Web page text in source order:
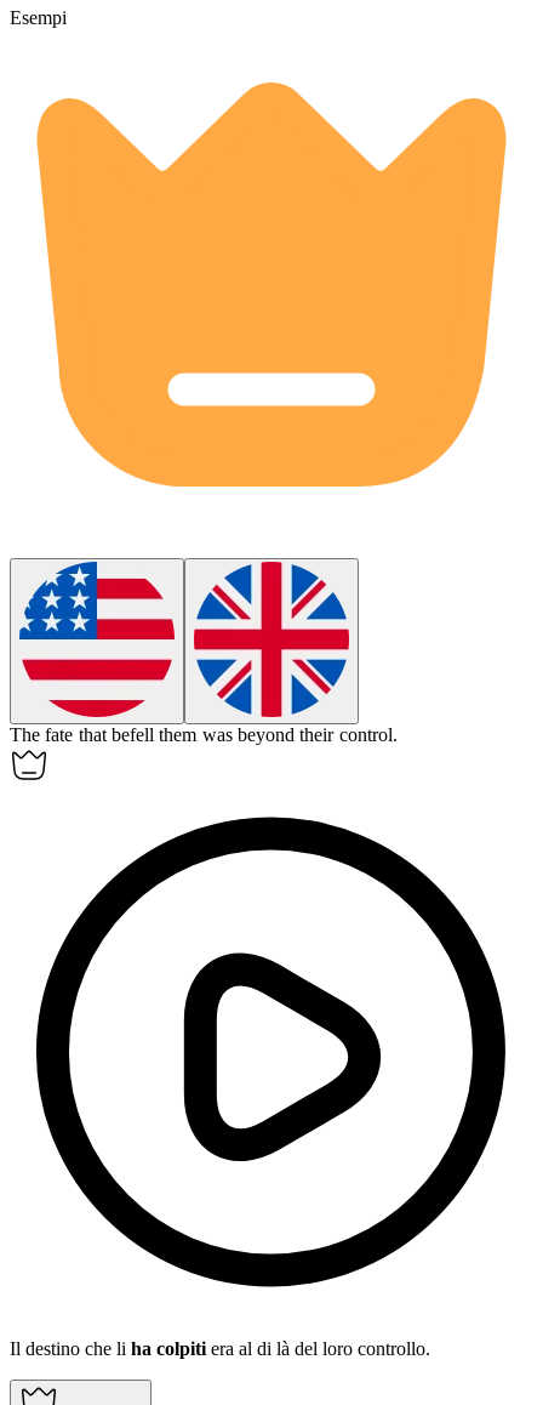
Esempi
The fate that befell them was beyond their control.
Il destino che li ha colpiti era al di là del loro controllo.